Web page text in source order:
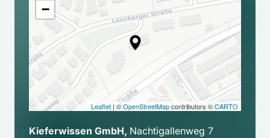
−
Leaflet | ©OpenStreetMapcontributors ©CARTO
Kieferwissen GmbH, Nachtigallenweg 7